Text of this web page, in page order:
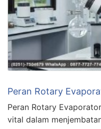
Peran Rotary
Peran Rotary
vital dalam